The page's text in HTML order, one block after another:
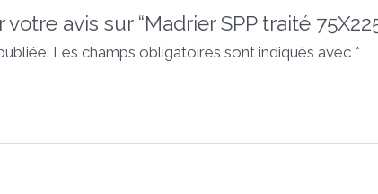
avis sur “Madrier SPP traité
Les champs obligatoires sont indiqués avec *